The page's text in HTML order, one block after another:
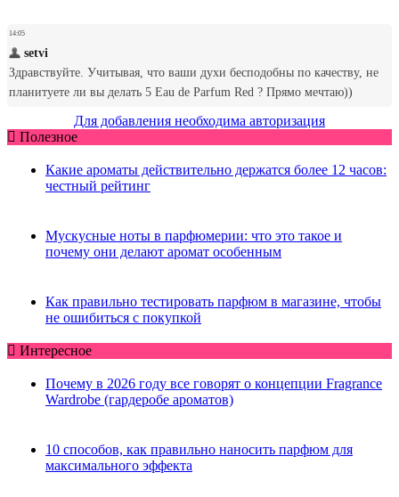
Для добавления необходима авторизация
Полезное
Какие ароматы действительно держатся более 12 часов:
честный рейтинг
Мускусные ноты в парфюмерии: что это такое и
почему они делают аромат особенным
Как правильно тестировать парфюм в магазине, чтобы
не ошибиться с покупкой
Интересное
Почему в 2026 году все говорят о концепции Fragrance
Wardrobe (гардеробе ароматов)
10 способов, как правильно наносить парфюм для
максимального эффекта